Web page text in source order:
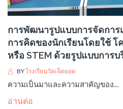
การพัฒนารูปแบบการจัดการ
การคิดของนักเรียนโดยใช้ โ
หรือ STEM ด้วยรูปแบบการ
BYโรงเรียนวัดเจ็ดยอด
ความเป็นมาและความสาคัญของ…
อ่านต่อ